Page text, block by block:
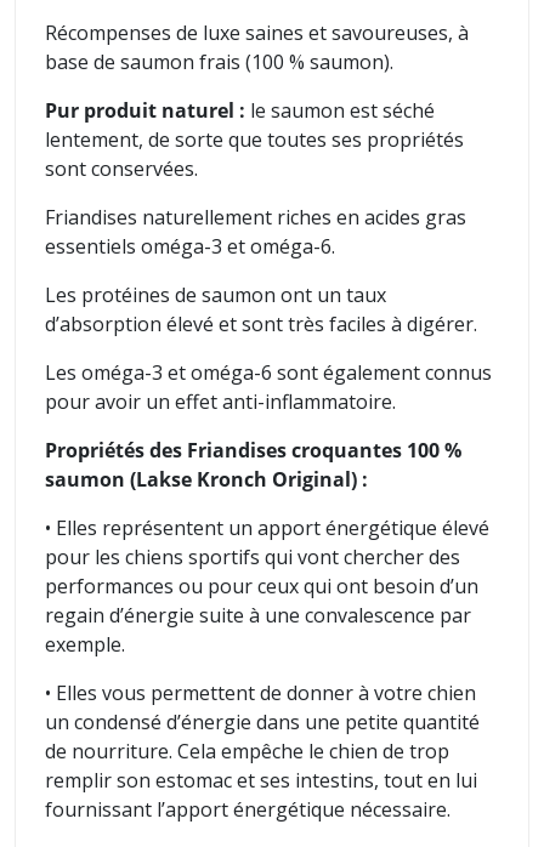
Récompenses de luxe saines et savoureuses, à
base de saumon frais (100 % saumon).
Pur produit naturel : le saumon est séché
lentement, de sorte que toutes ses propriétés
sont conservées.
Friandises naturellement riches en acides gras
essentiels oméga-3 et oméga-6.
Les protéines de saumon ont un taux
d’absorption élevé et sont très faciles à digérer.
Les oméga-3 et oméga-6 sont également connus
pour avoir un effet anti-inflammatoire.
Propriétés des Friandises croquantes 100 %
saumon (Lakse Kronch Original) :
• Elles représentent un apport énergétique élevé
pour les chiens sportifs qui vont chercher des
performances ou pour ceux qui ont besoin d’un
regain d’énergie suite à une convalescence par
exemple.
• Elles vous permettent de donner à votre chien
un condensé d’énergie dans une petite quantité
de nourriture. Cela empêche le chien de trop
remplir son estomac et ses intestins, tout en lui
fournissant l’apport énergétique nécessaire.